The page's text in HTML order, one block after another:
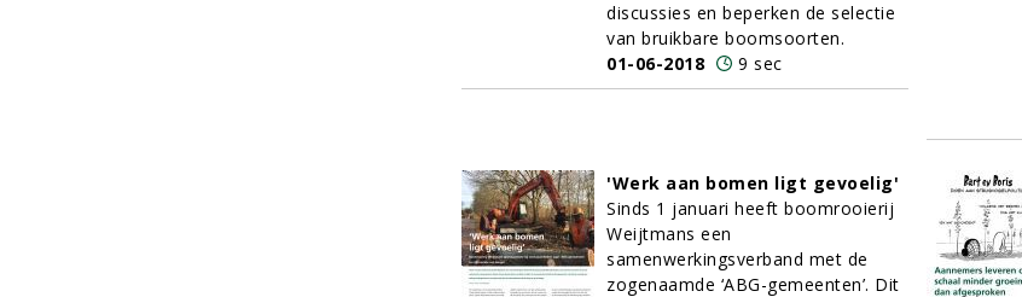
discussies en beperken de selectie
van bruikbare boomsoorten.
01-06-2018
9 sec
'Werk aan bomen ligt gevoelig'
Sinds 1 januari heeft boomrooierij
Weijtmans een
samenwerkingsverband met de
zogenaamde ‘ABG-gemeenten’. Dit